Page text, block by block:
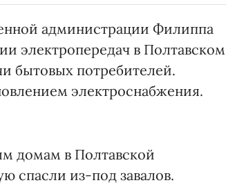
администрации Филиппа
электропередач в Полтавском
бытовых потребителей.
электроснабжения.
домам в Полтавской
спасли из-под завалов.